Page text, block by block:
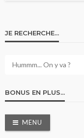
JE RECHERCHE…
BONUS EN PLUS…
MENU